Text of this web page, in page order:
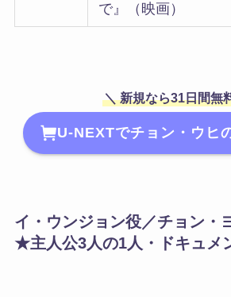
で』（映画）
＼ 新規なら31日間無
U-NEXTでチョン・ウヒ
イ・ウンジョン役／チョン・
★主人公3人の1人・ドキュメ